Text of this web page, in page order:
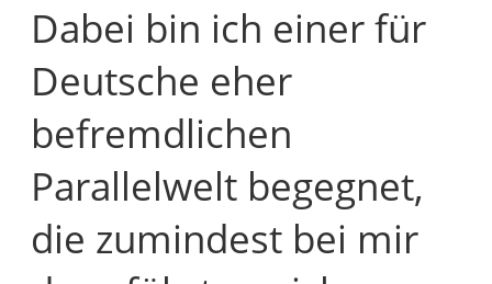
Dabei bin ich einer für
Deutsche eher
befremdlichen
Parallelwelt begegnet,
die zumindest bei mir